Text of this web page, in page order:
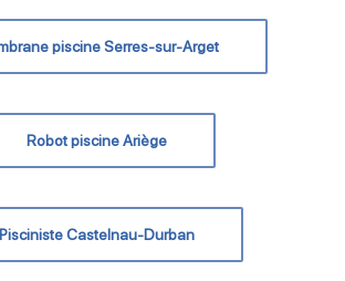
piscine Serres-sur-Arget
Robot piscine Ariège
Pisciniste Castelnau-Durban